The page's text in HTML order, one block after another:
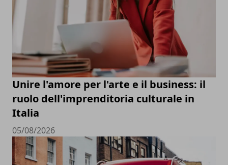
Unire l'amore per l'arte e il business: il
ruolo dell'imprenditoria culturale in
Italia
05/08/2026